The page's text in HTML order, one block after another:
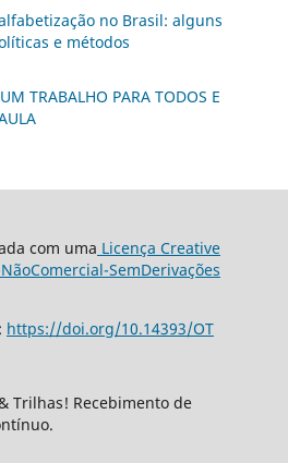
no Brasil: alguns
e métodos
TRABALHO PARA TODOS E
com uma Licença Creative
SemDerivações
https://doi.org/10.14393/OT
Trilhas! Recebimento de